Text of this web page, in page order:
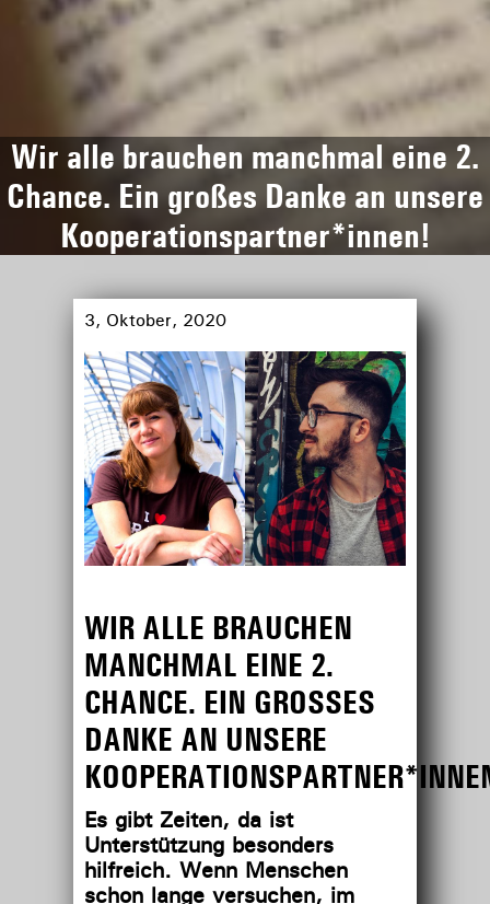
Wir alle brauchen manchmal eine 2.
Chance. Ein großes Danke an unsere
Kooperationspartner*innen!
3, Oktober, 2020
WIR ALLE BRAUCHEN
MANCHMAL EINE 2.
CHANCE. EIN GROSSES D
ANKE AN UNSERE K
Es gibt Zeiten, da ist
Unterstützung besonders
hilfreich. Wenn Menschen
schon lange versuchen, im